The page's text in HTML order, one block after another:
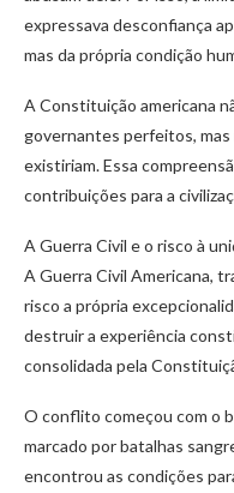
expressava desconfiança
mas da própria condição
A Constituição americana
governantes perfeitos, mas
existiriam. Essa
contribuições para a
A Guerra Civil e o risco à
A Guerra Civil Americana,
risco a própria
destruir a experiência
consolidada pela
O conflito começou com o
marcado por batalhas
encontrou as condições